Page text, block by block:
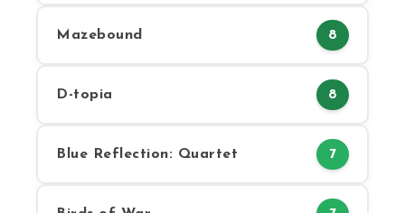
Mazebound 8
D-topia 8
Blue Reflection: Quartet 7